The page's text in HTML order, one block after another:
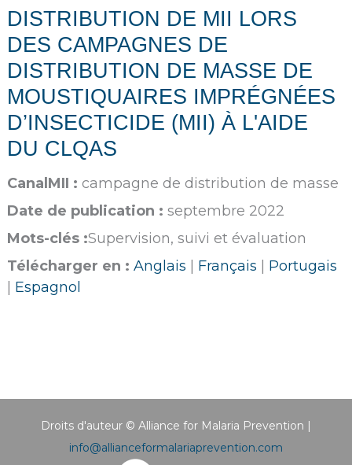
DISTRIBUTION DE MII LORS
DES CAMPAGNES DE
DISTRIBUTION DE MASSE DE
MOUSTIQUAIRES IMPRÉGNÉES
D’INSECTICIDE (MII) À L'AIDE
DU CLQAS
CanalMII : campagne de distribution de masse
Date de publication : septembre 2022
Mots-clés :Supervision, suivi et évaluation
Télécharger en : Anglais | Français | Portugais
| Espagnol
Droits d'auteur © Alliance for Malaria Prevention |
info@allianceformalariaprevention.com